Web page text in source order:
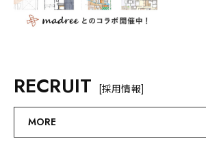
RECRUIT [採用情報]
MORE